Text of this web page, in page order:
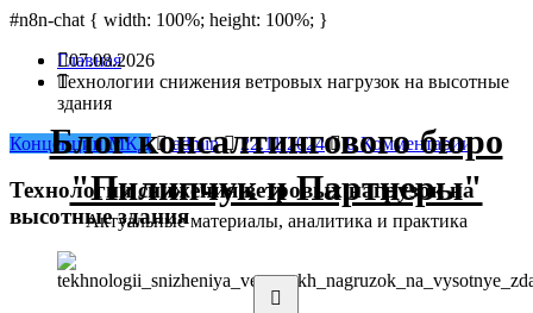
deneme bonusu Padişahbetonline casinos
#n8n-chat { width: 100%; height: 100%; }
содержимому
07.08.2026
Блог консалтингового бюро
"Пилипчук и Партнеры"
Актуальные материалы, аналитика и практика
Главная
Технологии снижения ветровых нагрузок на высотные
здания
Концепции МКД
admin 22.11.2024 0 Комментарии
Технологии снижения ветровых нагрузок на
высотные здания